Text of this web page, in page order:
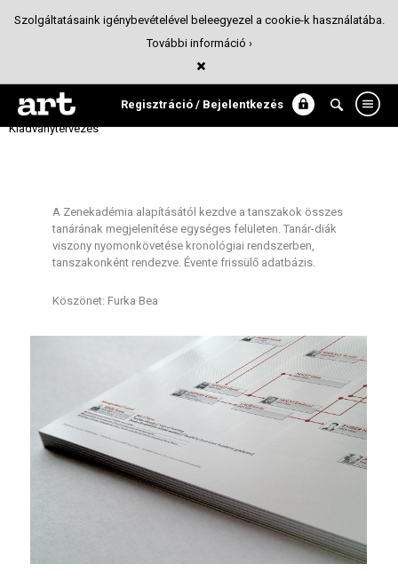
Regisztráció / Bejelentkezés
ZENEAKADÉMIA tanárai kezdetektől
napjainkig
Kiadványtervezés
A Zenekadémia alapításától kezdve a tanszakok összes
tanárának megjelenítése egységes felületen. Tanár-diák
viszony nyomonkövetése kronológiai rendszerben,
tanszakonként rendezve. Évente frissülő adatbázis.
Köszönet: Furka Bea
Szolgáltatásaink igénybevételével beleegyezel a cookie-k használatába.
További információ ›